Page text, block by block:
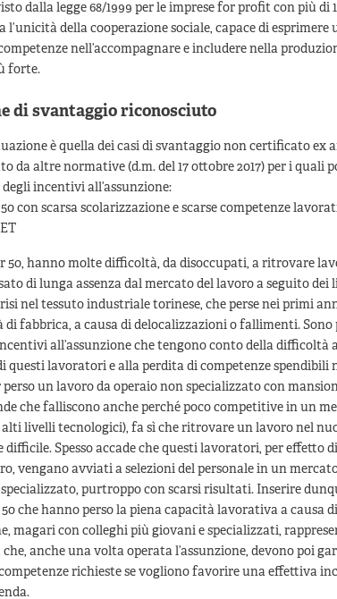
dalla legge 68/1999 per le imprese for profit con più di
l’unicità della cooperazione sociale, capace di
nell’accompagnare e includere nella
forte.
di svantaggio riconosciuto
è quella dei casi di svantaggio non certificato ex
da altre normative (d.m. del 17 ottobre 2017) per i quali
incentivi all’assunzione:
con scarsa scolarizzazione e scarse competenze
50, hanno molte difficoltà, da disoccupati, a ritrovare
di lunga assenza dal mercato del lavoro a seguito
nel tessuto industriale torinese, che perse nei primi
fabbrica, a causa di delocalizzazioni o fallimenti. Sono
all’assunzione che tengono conto della difficoltà
questi lavoratori e alla perdita di competenze spendibili
un lavoro da operaio non specializzato con
che falliscono anche perché poco competitive in un
alti livelli tecnologici), fa sì che ritrovare un lavoro nel
difficile. Spesso accade che questi lavoratori, per effetto
vengano avviati a selezioni del personale in un
purtroppo con scarsi risultati. Inserire
che hanno perso la piena capacità lavorativa a causa
magari con colleghi più giovani e specializzati,
che, anche una volta operata l’assunzione, devono poi
richieste se vogliono favorire una effettiva